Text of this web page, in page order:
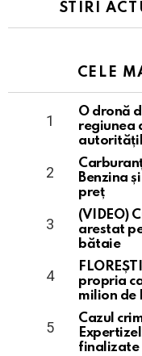
STIRI
CELE
O dronă
regiunea
Benzina
preț
(VIDEO)
arestat
bătaie
propria
milion de
Cazul
finalizate